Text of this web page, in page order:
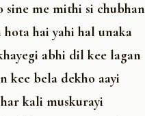
sine me mithi si chubhan
hai yahi hal unaka
abhi dil kee lagan
kee bela dekho aayi
kali muskurayi